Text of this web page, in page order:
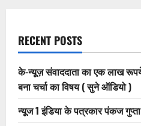
RECENT POSTS
के-न्यूज़ संवाददाता का एक लाख
बना चर्चा का विषय ( सुने ऑडियो )
न्यूज 1 इंडिया के पत्रकार पंकज